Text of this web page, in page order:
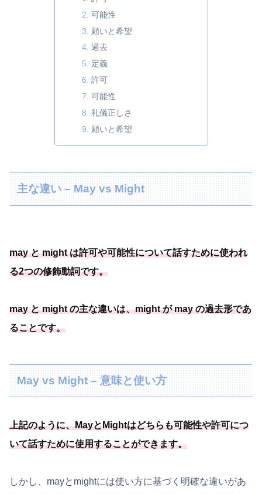
可能性
願いと希望
過去
定義
許可
可能性
礼儀正しさ
願いと希望
主な違い – May vs Might
may と might は許可や可能性について話すために使われ
る2つの修飾動詞です。
may と might の主な違いは、might が may の過去形であ
ることです。
May vs Might – 意味と使い方
上記のように、MayとMightはどちらも可能性や許可につ
いて話すために使用することができます。
しかし、mayとmightには使い方に基づく明確な違いがあ